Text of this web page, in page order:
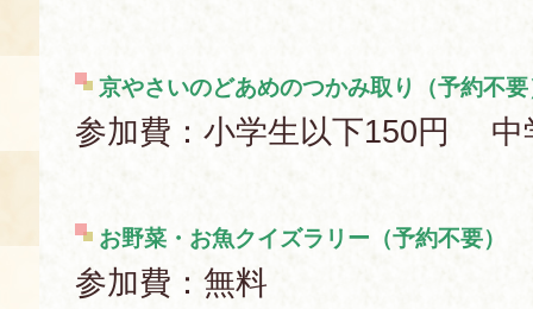
京やさいのどあめのつかみ取り （予約不
参加費：小学生以下150円 中
お野菜・お魚クイズラリー（予約不要）
参加費：無料